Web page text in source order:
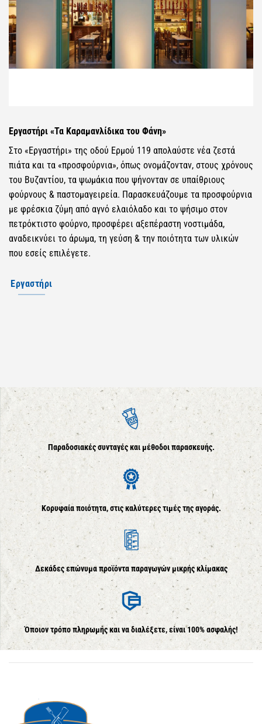
Εργαστήρι «Τα Καραμανλίδικα του Φάνη»
Στο «Εργαστήρι» της οδού Ερμού 119 απολαύστε νέα ζεστά
πιάτα και τα «προσφούρνια», όπως ονομάζονταν, στους χρόνους
του Βυζαντίου, τα ψωμάκια που ψήνονταν σε υπαίθριους
φούρνους & παστομαγειρεία. Παρασκευάζουμε τα προσφούρνια
με φρέσκια ζύμη από αγνό ελαιόλαδο και το ψήσιμο στον
πετρόκτιστο φούρνο, προσφέρει αξεπέραστη νοστιμάδα,
αναδεικνύει το άρωμα, τη γεύση & την ποιότητα των υλικών
που εσείς επιλέγετε.
Εργαστήρι
Παραδοσιακές συνταγές και μέθοδοι παρασκευής.
Κορυφαία ποιότητα, στις καλύτερες τιμές της αγοράς.
Δεκάδες επώνυμα προϊόντα παραγωγών μικρής κλίμακας
Όποιον τρόπο πληρωμής και να διαλέξετε, είναι 100% ασφαλής!